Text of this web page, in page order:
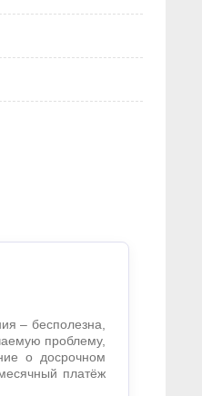
– бесполезна,
проблему,
о досрочном
платёж